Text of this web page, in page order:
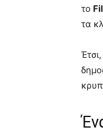
το
τα